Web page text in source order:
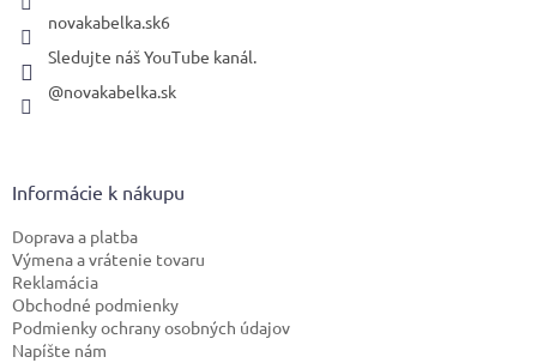
novakabelka.sk6
Sledujte náš YouTube kanál.
@novakabelka.sk
Informácie k nákupu
Doprava a platba
Výmena a vrátenie tovaru
Reklamácia
Obchodné podmienky
Podmienky ochrany osobných údajov
Napíšte nám